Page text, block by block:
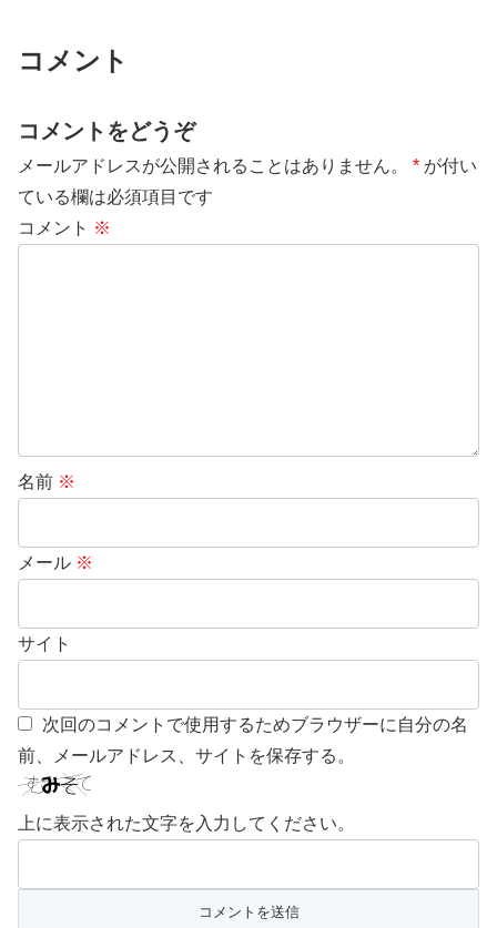
コメント
コメントをどうぞ
メールアドレスが公開されることはありません。 * が付い
ている欄は必須項目です
コメント ※
名前 ※
メール ※
サイト
次回のコメントで使用するためブラウザーに自分の名
前、メールアドレス、サイトを保存する。
上に表示された文字を入力してください。